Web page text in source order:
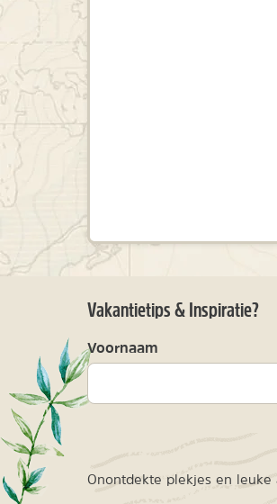
Vakantietips & Inspiratie?
Voornaam
Onontdekte plekjes en